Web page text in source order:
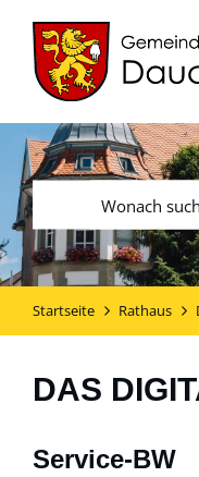
Startseite Rathaus
DAS
Service-BW